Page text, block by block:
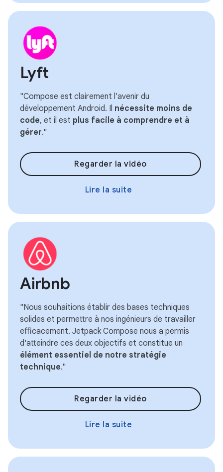
Lyft
"Compose est clairement l'avenir du
développement Android. Il nécessite moins de
code, et il est plus facile à comprendre et à
gérer."
Regarder la vidéo
Lire la suite
Airbnb
"Nous souhaitions établir des bases techniques
solides et permettre à nos ingénieurs de travailler
efficacement. Jetpack Compose nous a permis
d'atteindre ces deux objectifs et constitue un
élément essentiel de notre stratégie
technique."
Regarder la vidéo
Lire la suite